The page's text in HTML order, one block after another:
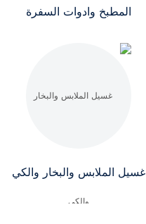
المطبخ وادوات السفرة
غسيل الملابس والبخار والكي